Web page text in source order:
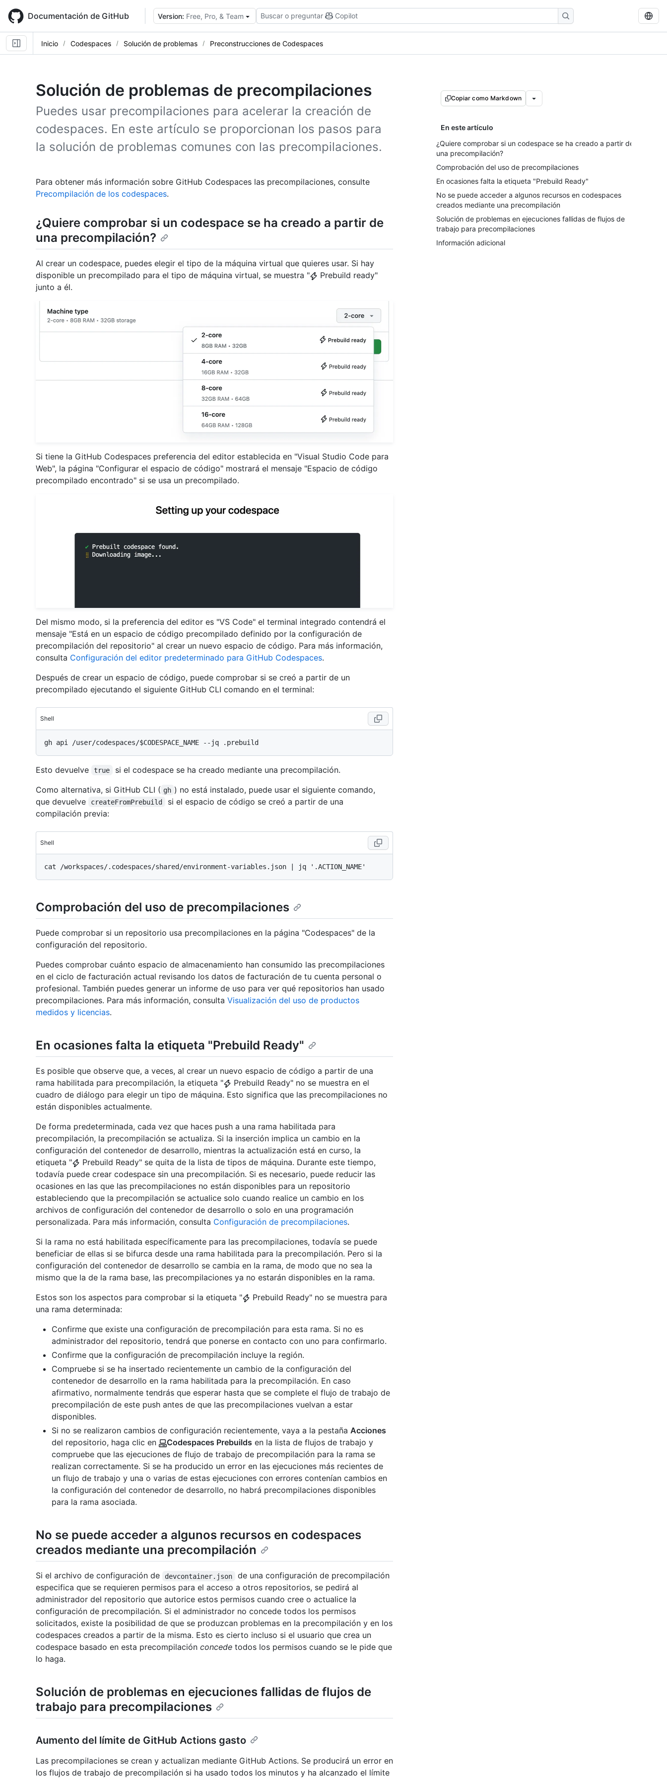
main
content
Documentación de GitHub Version: Free, Pro, & Team Buscar o preguntar Copilot
Inicio Codespaces Solución de problemas Preconstrucciones de Codespaces
Solución de problemas de precompilaciones
Puedes usar precompilaciones para acelerar la creación de
codespaces. En este artículo se proporcionan los pasos para
la solución de problemas comunes con las precompilaciones.
Copiar como Markdown
En este artículo
¿Quiere comprobar si un codespace se ha creado a partir de
una precompilación?
Comprobación del uso de precompilaciones
En ocasiones falta la etiqueta "Prebuild Ready"
No se puede acceder a algunos recursos en codespaces
creados mediante una precompilación
Solución de problemas en ejecuciones fallidas de flujos de
trabajo para precompilaciones
Información adicional
Para obtener más información sobre GitHub Codespaces las precompilaciones, consulte
Precompilación de los codespaces.
¿Quiere comprobar si un codespace se ha creado a partir de
una precompilación?
Al crear un codespace, puedes elegir el tipo de la máquina virtual que quieres usar. Si hay
disponible un precompilado para el tipo de máquina virtual, se muestra "
Prebuild ready"
junto a él.
Si tiene la GitHub Codespaces preferencia del editor establecida en "Visual Studio Code para
Web", la página "Configurar el espacio de código" mostrará el mensaje "Espacio de código
precompilado encontrado" si se usa un precompilado.
Del mismo modo, si la preferencia del editor es "VS Code" el terminal integrado contendrá el
mensaje "Está en un espacio de código precompilado definido por la configuración de
precompilación del repositorio" al crear un nuevo espacio de código. Para más información,
consulta Configuración del editor predeterminado para GitHub Codespaces.
Después de crear un espacio de código, puede comprobar si se creó a partir de un
precompilado ejecutando el siguiente GitHub CLI comando en el terminal:
Shell
Esto devuelve true
si el codespace se ha creado mediante una precompilación.
Como alternativa, si GitHub CLI ( gh ) no está instalado, puede usar el siguiente comando,
que devuelve
createFromPrebuild
si el espacio de código se creó a partir de una
compilación previa:
Shell
Comprobación del uso de precompilaciones
Puede comprobar si un repositorio usa precompilaciones en la página "Codespaces" de la
configuración del repositorio.
Puedes comprobar cuánto espacio de almacenamiento han consumido las precompilaciones
en el ciclo de facturación actual revisando los datos de facturación de tu cuenta personal o
profesional. También puedes generar un informe de uso para ver qué repositorios han usado
precompilaciones. Para más información, consulta Visualización del uso de productos
medidos y licencias.
En ocasiones falta la etiqueta "Prebuild Ready"
Es posible que observe que, a veces, al crear un nuevo espacio de código a partir de una
rama habilitada para precompilación, la etiqueta "
Prebuild Ready" no se muestra en el
cuadro de diálogo para elegir un tipo de máquina. Esto significa que las precompilaciones no
están disponibles actualmente.
De forma predeterminada, cada vez que haces push a una rama habilitada para
precompilación, la precompilación se actualiza. Si la inserción implica un cambio en la
configuración del contenedor de desarrollo, mientras la actualización está en curso, la
etiqueta "
Prebuild Ready" se quita de la lista de tipos de máquina. Durante este tiempo,
todavía puede crear codespace sin una precompilación. Si es necesario, puede reducir las
ocasiones en las que las precompilaciones no están disponibles para un repositorio
estableciendo que la precompilación se actualice solo cuando realice un cambio en los
archivos de configuración del contenedor de desarrollo o solo en una programación
personalizada. Para más información, consulta Configuración de precompilaciones.
Si la rama no está habilitada específicamente para las precompilaciones, todavía se puede
beneficiar de ellas si se bifurca desde una rama habilitada para la precompilación. Pero si la
configuración del contenedor de desarrollo se cambia en la rama, de modo que no sea la
mismo que la de la rama base, las precompilaciones ya no estarán disponibles en la rama.
Estos son los aspectos para comprobar si la etiqueta "
Prebuild Ready" no se muestra para
una rama determinada:
Confirme que existe una configuración de precompilación para esta rama. Si no es
administrador del repositorio, tendrá que ponerse en contacto con uno para confirmarlo.
Confirme que la configuración de precompilación incluye la región.
Compruebe si se ha insertado recientemente un cambio de la configuración del
contenedor de desarrollo en la rama habilitada para la precompilación. En caso
afirmativo, normalmente tendrás que esperar hasta que se complete el flujo de trabajo de
precompilación de este push antes de que las precompilaciones vuelvan a estar
disponibles.
Si no se realizaron cambios de configuración recientemente, vaya a la pestaña Acciones
del repositorio, haga clic en
Codespaces Prebuilds en la lista de flujos de trabajo y
compruebe que las ejecuciones de flujo de trabajo de precompilación para la rama se
realizan correctamente. Si se ha producido un error en las ejecuciones más recientes de
un flujo de trabajo y una o varias de estas ejecuciones con errores contenían cambios en
la configuración del contenedor de desarrollo, no habrá precompilaciones disponibles
para la rama asociada.
No se puede acceder a algunos recursos en codespaces
creados mediante una precompilación
Si el archivo de configuración de devcontainer.json
de una configuración de precompilación
especifica que se requieren permisos para el acceso a otros repositorios, se pedirá al
administrador del repositorio que autorice estos permisos cuando cree o actualice la
configuración de precompilación. Si el administrador no concede todos los permisos
solicitados, existe la posibilidad de que se produzcan problemas en la precompilación y en los
codespaces creados a partir de la misma. Esto es cierto incluso si el usuario que crea un
codespace basado en esta precompilación concede todos los permisos cuando se le pide que
lo haga.
Solución de problemas en ejecuciones fallidas de flujos de
trabajo para precompilaciones
Aumento del límite de GitHub Actions gasto
Las precompilaciones se crean y actualizan mediante GitHub Actions. Se producirá un error en
los flujos de trabajo de precompilación si ha usado todos los minutos y ha alcanzado el límite